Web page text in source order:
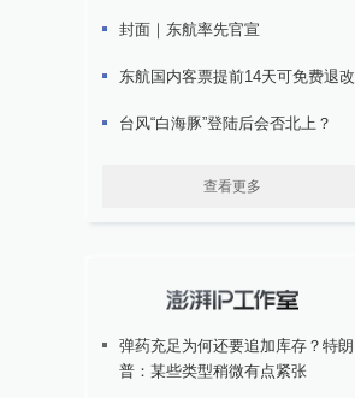
封面｜东航率先官宣
东航国内客票提前14天可免费退改
台风“白海豚”登陆后会否北上？
查看更多
弹药充足为何还要追加库存？特朗
普：某些类型稍微有点紧张